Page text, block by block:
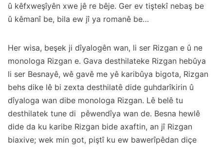
û kêfxweşîyên xwe jê re bêje. Ger ev tiştekî nebaş be
û kêmanî be, bila ew jî ya romanê be…
Her wisa, beşek ji dîyalogên wan, li ser Rizgan e û ne
monologa Rizgan e. Gava desthilateke Rizgan hebûya
li ser Besnayê, wê gavê me yê karibûya bigota, Rizgan
behs dike lê bi zexta desthilatê dide guhdarîkirin û
dîyaloga wan dibe monologa Rizgan. Lê belê tu
desthilatek tune di pêwendîya wan de. Besna hewlê
dide da ku karibe Rizgan bide axaftin, an jî Rizgan
biaxive; wek min got, piştî ku ew bawerîpêdan diçe